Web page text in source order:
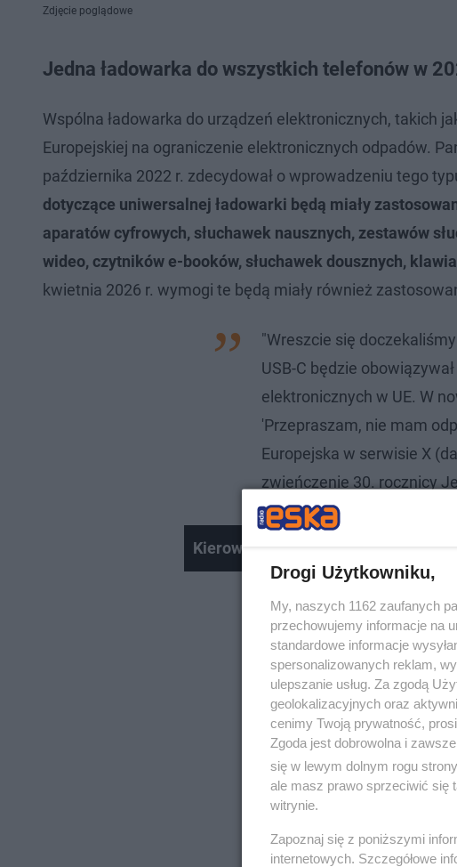
Zdjęcie poglądowe
Jedna ładowarka do wszystkich telefonów w
Wspólna ładowarka do urządzeń elektronicznych, takich
Europejskiej na ograniczenie elektronicznych odpadów.
października 2022 r. zdecydował o wprowadzeniu tego
dotyczące uniwersalnej ładowarki będą miały
aparatów cyfrowych, słuchawek nausznych, zestawów
wideo, czytników e-booków, słuchawek dousznych,
kwietnia 2026 r. wymogi te będą miały również
"Wreszcie się
USB-C będzie
elektronicznych w UE. W
'Przepraszam, nie mam
Europejska w serwisie X
zwieńczenie 30. rocznicy
Kierowca używał telefonu podczas
Drogi Użytkowniku,
My, naszych 1162 zaufanych
przechowujemy informacje na
standardowe informacje
spersonalizowanych reklam,
ulepszanie usług. Za zgodą
geolokalizacyjnych oraz
cenimy Twoją prywatność,
Zgoda jest dobrowolna i
się w lewym dolnym rogu strony
ale masz prawo sprzeciwić się
witrynie.
Zapoznaj się z poniższymi
internetowych. Szczegółowe